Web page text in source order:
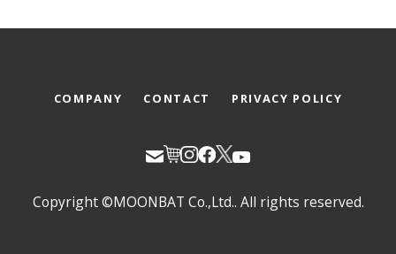
COMPANY CONTACT PRIVACY POLICY
Copyright ©MOONBAT Co.,Ltd.. All rights reserved.